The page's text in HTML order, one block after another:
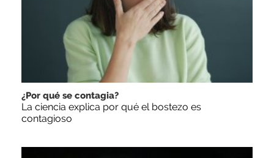
¿Por qué se contagia?
La ciencia explica por qué el bostezo es
contagioso